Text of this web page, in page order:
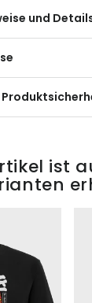
und
ist